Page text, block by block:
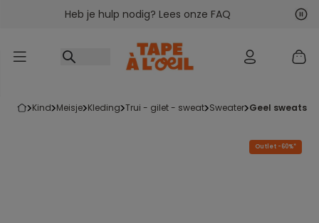
Ga naar inhoudHeb je hulp nodig? Lees onze FAQ
kind meisje kleding trui - gilet - sweat sweater geel
Outlet -60%*